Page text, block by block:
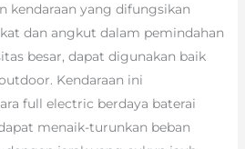
kendaraan yang difungsikan
dan angkut dalam pemindahan
besar, dapat digunakan baik
Kendaraan ini
full electric berdaya baterai
menaik-turunkan beban